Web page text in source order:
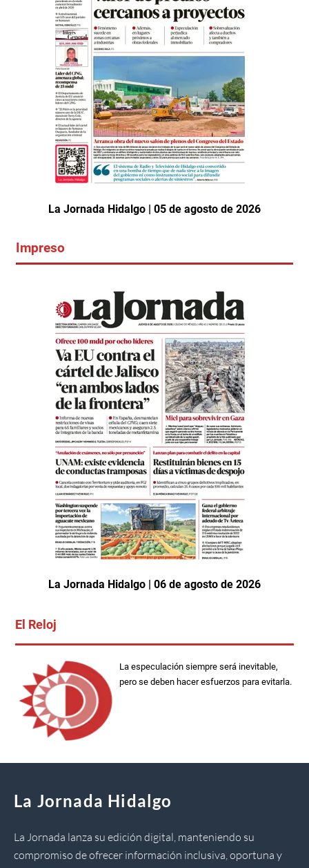
La Jornada Hidalgo | 05 de agosto de 2026
Impreso
La Jornada Hidalgo | 06 de agosto de 2026
El Reloj
La especulación siempre será inevitable,
pero se deben hacer esfuerzos para evitarla.
La Jornada Hidalgo
La Jornada lanza su edición digital, manteniendo su
compromiso de ofrecer información inclusiva, oportuna y